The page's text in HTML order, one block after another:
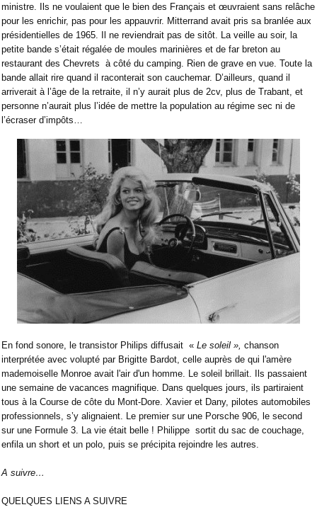
ministre. Ils ne voulaient que le bien des Français et œuvraient sans relâche
pour les enrichir, pas pour les appauvrir. Mitterrand avait pris sa branlée aux
présidentielles de 1965. Il ne reviendrait pas de sitôt. La veille au soir, la
petite bande s’était régalée de moules marinières et de far breton au
restaurant des Chevrets à côté du camping. Rien de grave en vue. Toute la
bande allait rire quand il raconterait son cauchemar. D’ailleurs, quand il
arriverait à l’âge de la retraite, il n’y aurait plus de 2cv, plus de Trabant, et
personne n’aurait plus l’idée de mettre la population au régime sec ni de
l’écraser d’impôts…
En fond sonore, le transistor Philips diffusait « Le soleil », chanson
interprétée avec volupté par Brigitte Bardot, celle auprès de qui l'amère
mademoiselle Monroe avait l'air d'un homme. Le soleil brillait. Ils passaient
une semaine de vacances magnifique. Dans quelques jours, ils partiraient
tous à la Course de côte du Mont-Dore. Xavier et Dany, pilotes automobiles
professionnels, s’y alignaient. Le premier sur une Porsche 906, le second
sur une Formule 3. La vie était belle ! Philippe sortit du sac de couchage,
enfila un short et un polo, puis se précipita rejoindre les autres.
A suivre…
QUELQUES LIENS A SUIVRE